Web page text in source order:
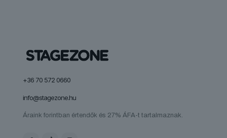
+36 70 572 0660
info@stagezone.hu
Áraink forintban értendők és 27% ÁFA-t tartalmaznak.